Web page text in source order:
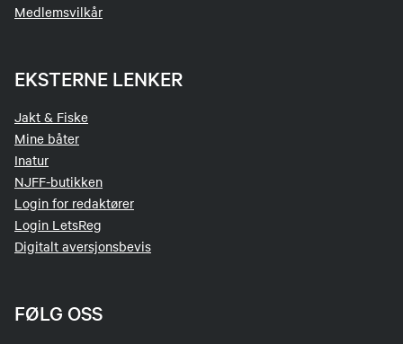
Medlemsvilkår
EKSTERNE LENKER
Jakt & Fiske
Mine båter
Inatur
NJFF-butikken
Login for redaktører
Login LetsReg
Digitalt aversjonsbevis
FØLG OSS